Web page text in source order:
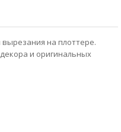
на плоттере.
и оригинальных